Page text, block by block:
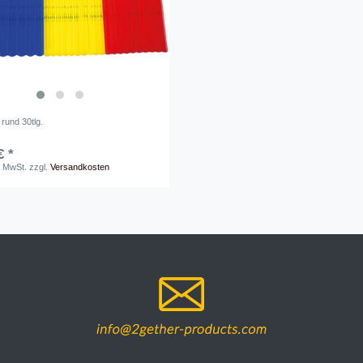
30tlg.
*
zzgl.Versandkosten